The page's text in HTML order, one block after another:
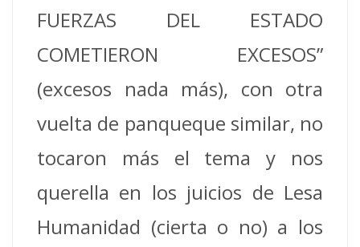
FUERZAS DEL ESTADO
COMETIERON EXCESOS”
(excesos nada más), con otra
vuelta de panqueque similar, no
tocaron más el tema y nos
querella en los juicios de Lesa
Humanidad (cierta o no) a los